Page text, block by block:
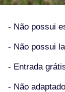
- Não possui
- Não possui
- Entrada
- Não